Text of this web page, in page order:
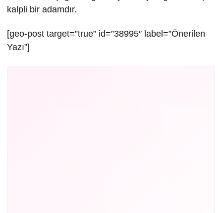
kalpli bir adamdır.
[geo-post target=”true” id=”38995″ label=”Önerilen
Yazı”]